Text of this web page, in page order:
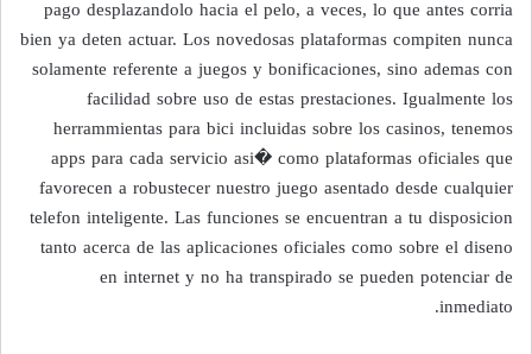
pago desplazandolo hacia el pelo, a veces, lo que antes corria
bien ya deten actuar. Los novedosas plataformas compiten nunca
solamente referente a juegos y bonificaciones, sino ademas con
facilidad sobre uso de estas prestaciones. Igualmente los
herrammientas para bici incluidas sobre los casinos, tenemos
apps para cada servicio asi� como plataformas oficiales que
favorecen a robustecer nuestro juego asentado desde cualquier
telefon inteligente. Las funciones se encuentran a tu disposicion
tanto acerca de las aplicaciones oficiales como sobre el diseno
en internet y no ha transpirado se pueden potenciar de
inmediato.